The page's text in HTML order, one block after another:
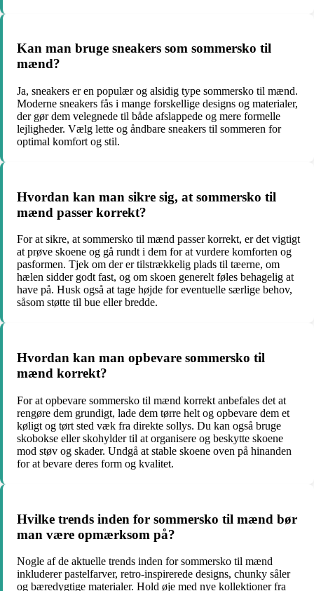
Kan man bruge sneakers som sommersko til
mænd?
Ja, sneakers er en populær og alsidig type sommersko til mænd.
Moderne sneakers fås i mange forskellige designs og materialer,
der gør dem velegnede til både afslappede og mere formelle
lejligheder. Vælg lette og åndbare sneakers til sommeren for
optimal komfort og stil.
Hvordan kan man sikre sig, at sommersko til
mænd passer korrekt?
For at sikre, at sommersko til mænd passer korrekt, er det vigtigt
at prøve skoene og gå rundt i dem for at vurdere komforten og
pasformen. Tjek om der er tilstrækkelig plads til tæerne, om
hælen sidder godt fast, og om skoen generelt føles behagelig at
have på. Husk også at tage højde for eventuelle særlige behov,
såsom støtte til bue eller bredde.
Hvordan kan man opbevare sommersko til
mænd korrekt?
For at opbevare sommersko til mænd korrekt anbefales det at
rengøre dem grundigt, lade dem tørre helt og opbevare dem et
køligt og tørt sted væk fra direkte sollys. Du kan også bruge
skobokse eller skohylder til at organisere og beskytte skoene
mod støv og skader. Undgå at stable skoene oven på hinanden
for at bevare deres form og kvalitet.
Hvilke trends inden for sommersko til mænd bør
man være opmærksom på?
Nogle af de aktuelle trends inden for sommersko til mænd
inkluderer pastelfarver, retro-inspirerede designs, chunky såler
og bæredygtige materialer. Hold øje med nye kollektioner fra